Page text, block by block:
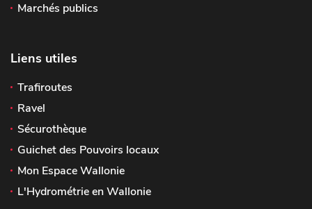
Marchés publics
Liens utiles
Trafiroutes
Ravel
Sécurothèque
Guichet des Pouvoirs locaux
Mon Espace Wallonie
L'Hydrométrie en Wallonie